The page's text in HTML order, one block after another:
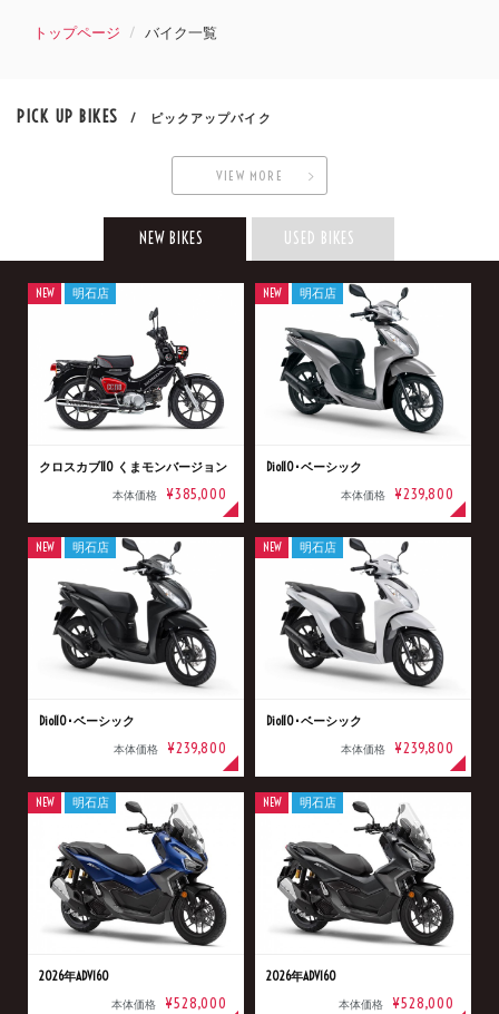
トップページ バイク一覧
PICK UP BIKES / ピックアップバイク
VIEW MORE
NEW BIKES USED BIKES
クロスカブ110 くまモンバージョン
本体価格 ¥385,000
NEW 明石店
Dio110･ベーシック
本体価格 ¥239,800
NEW 明石店
Dio110･ベーシック
本体価格 ¥239,800
NEW 明石店
Dio110･ベーシック
本体価格 ¥239,800
NEW 明石店
2026年ADV160
本体価格 ¥528,000
NEW 明石店
2026年ADV160
本体価格 ¥528,000
NEW 明石店